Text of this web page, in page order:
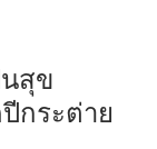
สุข
กระต่าย